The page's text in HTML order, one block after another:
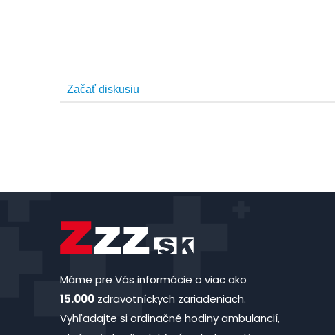
Máme pre Vás informácie o viac ako
15.000 zdravotníckych zariadeniach.
Vyhľadajte si ordinačné hodiny ambulancií,